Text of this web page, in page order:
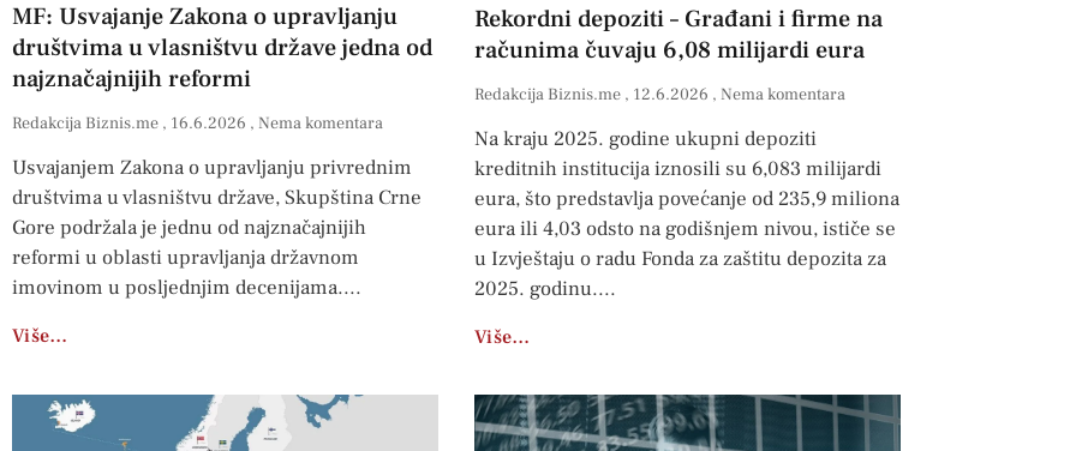
MF: Usvajanje Zakona o upravljanju
društvima u vlasništvu države jedna od
najznačajnijih reformi
Redakcija Biznis.me 16.6.2026 Nema komentara
Usvajanjem Zakona o upravljanju privrednim
društvima u vlasništvu države, Skupština Crne
Gore podržala je jednu od najznačajnijih
reformi u oblasti upravljanja državnom
imovinom u posljednjim decenijama.
Više…
Rekordni depoziti – Građani i firme na
računima čuvaju 6,08 milijardi eura
Redakcija Biznis.me 12.6.2026 Nema komentara
Na kraju 2025. godine ukupni depoziti
kreditnih institucija iznosili su 6,083 milijardi
eura, što predstavlja povećanje od 235,9 miliona
eura ili 4,03 odsto na godišnjem nivou, ističe se
u Izvještaju o radu Fonda za zaštitu depozita za
2025. godinu.
Više…